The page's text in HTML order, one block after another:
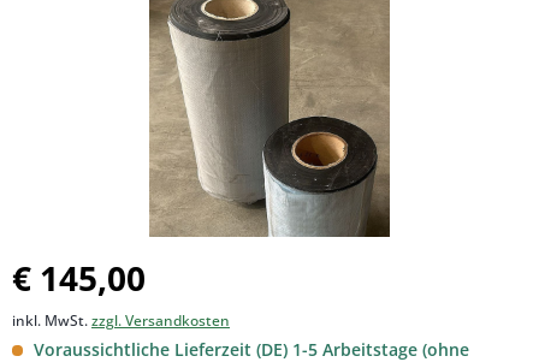
€ 145,00
inkl. MwSt.zzgl. Versandkosten
Voraussichtliche Lieferzeit (DE) 1-5 Arbeitstage (ohne